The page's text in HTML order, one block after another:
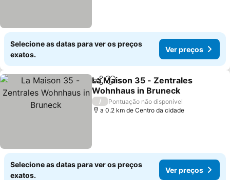
Selecione as datas para ver os preços
exatos.
Ver preços
PartilharAdicionar aos favoritos
La Maison 35 - Zentrales
Wohnhaus in Bruneck
Ver preços
/
Pontuação não disponível
a 0.2 km de Centro da cidade
Selecione as datas para ver os preços
exatos.
Ver preços